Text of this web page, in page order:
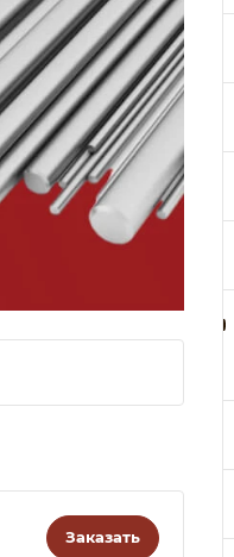
Заказать